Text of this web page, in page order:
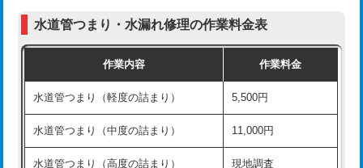
モルタル補修（厚さ10㎝超え） 38,500円
洗面台設置 38,500円
化粧台設置 22,000円
式）)
式・ワンホール）)
交換・取付(排水栓・排水トラップ
22,000円+材料費
水道管つまり・水漏れ修理の作業料金表
作業内容 作業料金
水道管つまり（軽度の詰まり） 5,500円
水道管つまり（中度の詰まり） 11,000円
水道管つまり（高度の詰まり） 現地調査